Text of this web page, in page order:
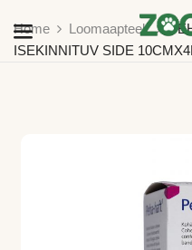
Home Loomaapteek
ISEKINNITUV SIDE